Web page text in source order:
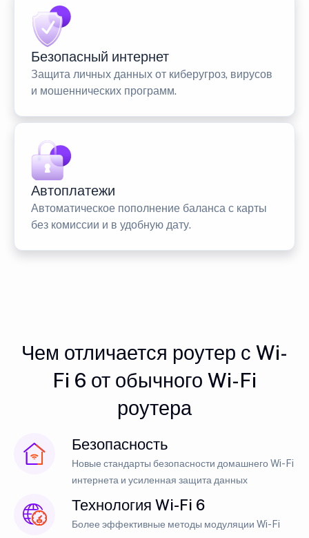
Безопасный интернет
Защита личных данных от киберугроз, вирусов
и мошеннических программ.
Автоплатежи
Автоматическое пополнение баланса с карты
без комиссии и в удобную дату.
Чем отличается роутер с Wi-
Fi 6 от обычного Wi-Fi
роутера
Безопасность
Новые стандарты безопасности домашнего Wi-Fi
интернета и усиленная защита данных
Технология Wi-Fi 6
Более эффективные методы модуляции Wi-Fi